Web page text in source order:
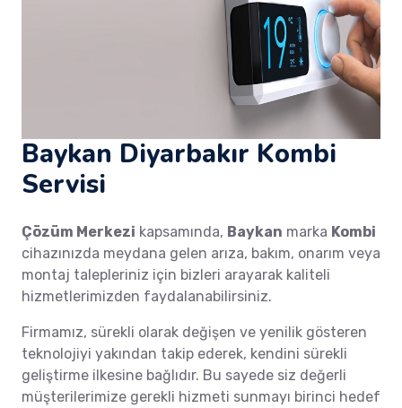
Baykan Diyarbakır Kombi
Servisi
Çözüm Merkezi kapsamında, Baykan marka Kombi
cihazınızda meydana gelen arıza, bakım, onarım veya
montaj talepleriniz için bizleri arayarak kaliteli
hizmetlerimizden faydalanabilirsiniz.
Firmamız, sürekli olarak değişen ve yenilik gösteren
teknolojiyi yakından takip ederek, kendini sürekli
geliştirme ilkesine bağlıdır. Bu sayede siz değerli
müşterilerimize gerekli hizmeti sunmayı birinci hedef